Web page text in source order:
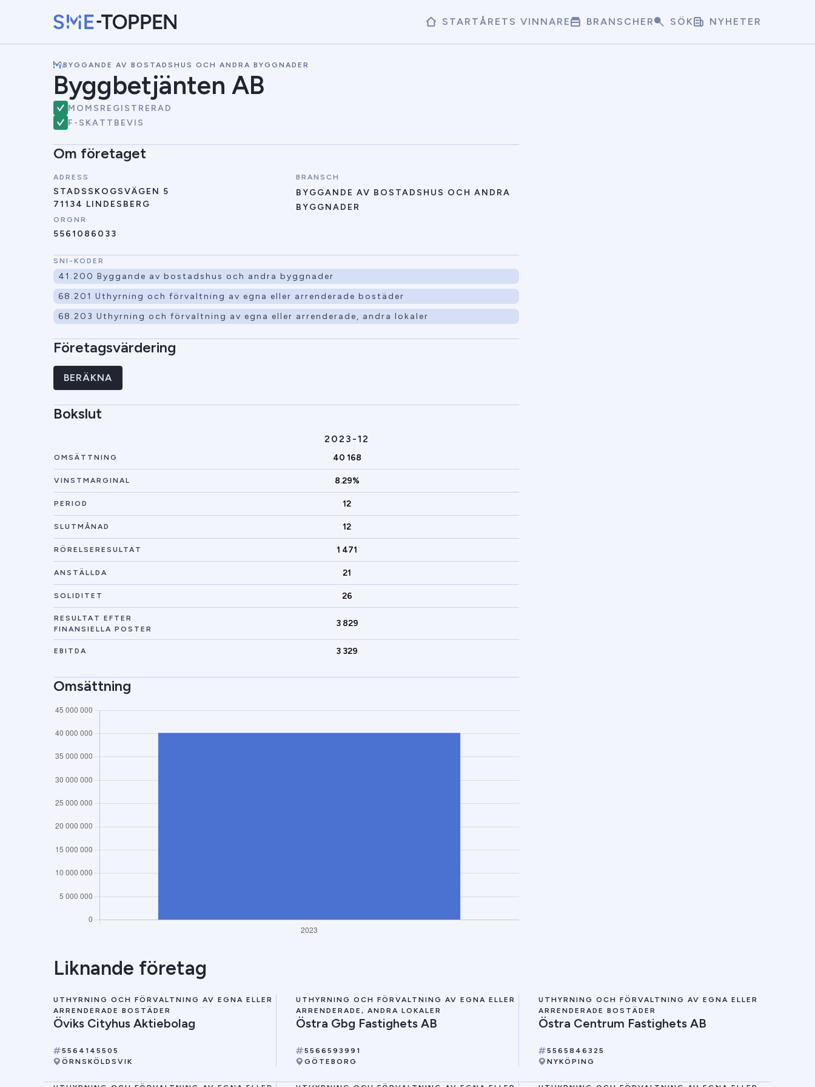
STARTÅRETS VINNARE BRANSCHER SÖK NYHETER
\BYGGANDE AV BOSTADSHUS OCH ANDRA BYGGNADER
Byggbetjänten AB
MOMSREGISTRERAD
F-SKATTBEVIS
Om företaget
ADRESS
STADSSKOGSVÄGEN 5
71134 LINDESBERG
BRANSCH
BYGGANDE AV BOSTADSHUS OCH ANDRA
BYGGNADER
ORGNR
5561086033
SNI-KODER
41.200 Byggande av bostadshus och andra byggnader
68.201 Uthyrning och förvaltning av egna eller arrenderade bostäder
68.203 Uthyrning och förvaltning av egna eller arrenderade, andra lokaler
Företagsvärdering
BERÄKNA
Bokslut
2023-12
OMSÄTTNING 40 168
VINSTMARGINAL 8.29%
PERIOD 12
SLUTMÅNAD 12
RÖRELSERESULTAT 1 471
ANSTÄLLDA 21
SOLIDITET 26
RESULTAT EFTER
FINANSIELLA POSTER
3 829
EBITDA 3 329
Omsättning
Liknande företag
UTHYRNING OCH FÖRVALTNING AV EGNA ELLER
ARRENDERADE BOSTÄDER
Öviks Cityhus Aktiebolag
5564145505
ÖRNSKÖLDSVIK
UTHYRNING OCH FÖRVALTNING AV EGNA ELLER
ARRENDERADE, ANDRA LOKALER
Östra Gbg Fastighets AB
5566593991
GÖTEBORG
UTHYRNING OCH FÖRVALTNING AV EGNA ELLER
ARRENDERADE BOSTÄDER
Östra Centrum Fastighets AB
5565846325
NYKÖPING